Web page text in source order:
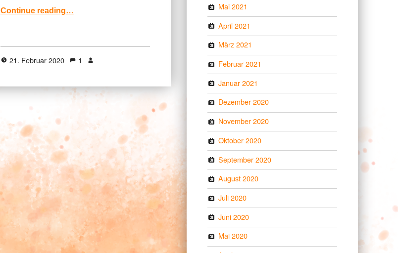
Continue reading…
21. Februar 2020 1
Mai 2021
April 2021
März 2021
Februar 2021
Januar 2021
Dezember 2020
November 2020
Oktober 2020
September 2020
August 2020
Juli 2020
Juni 2020
Mai 2020